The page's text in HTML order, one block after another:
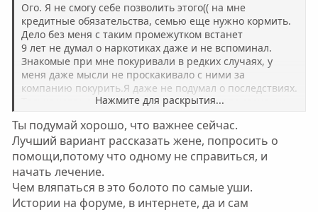
Ого. Я не смогу себе позволить этого(( на мне
кредитные обязательства, семью еще нужно кормить.
Дело без меня с таким промежутком встанет
9 лет не думал о наркотиках даже и не вспоминал.
Знакомые при мне покуривали в редких случаях, у
меня даже мысли не проскакивало с ними за
компанию покурить.Я даже не подумал о последствиях.
Только когда сделал дело вспомнил чего это стоит- не
Когда шел за закладкой даже не было мысли что это
срыв. Шел с мыслью что могу себе это позволить(
Теперь читаю истории на этом форуме и понимаю что
лучше б я себе подзатыльник дал когда эта мысль в
голову пришла. Не хочу все заново
Нажмите для раскрытия...
Ты подумай хорошо, что важнее сейчас.
Лучший вариант рассказать жене, попросить о
помощи,потому что одному не справиться, и
начать лечение.
Чем вляпаться в это болото по самые уши.
Истории на форуме, в интернете, да и сам